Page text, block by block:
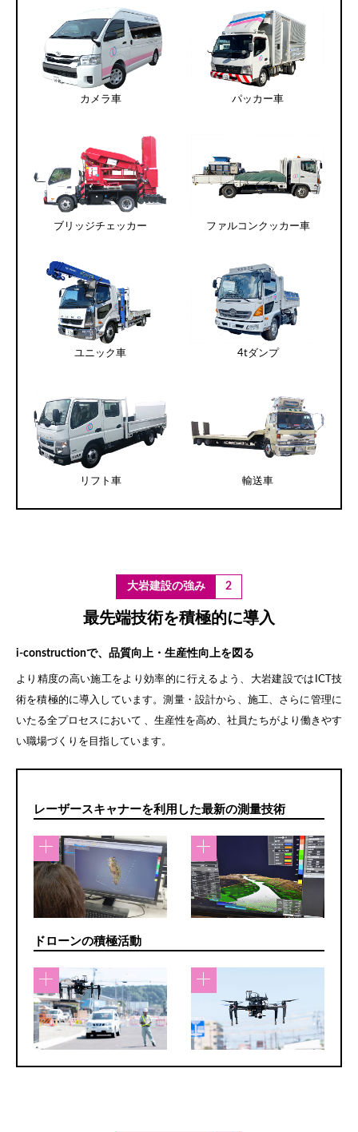
カメラ車 パッカー車
ブリッジチェッカー ファルコンクッカー車
ユニック車 4tダンプ
リフト車 輸送車
2
最先端技術を積極的に導入
i-constructionで、品質向上・生産性向上を図る
より精度の高い施工をより効率的に行えるよう、大岩建設ではICT技
術を積極的に導入しています。測量・設計から、施工、さらに管理に
いたる全プロセスにおいて 、生産性を高め、社員たちがより働きやす
い職場づくりを目指しています。
レーザースキャナーを利用した最新の測量技術
ドローンの積極活動